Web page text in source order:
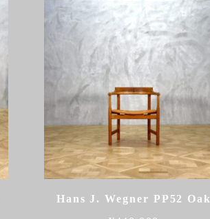
Hans J. Wegner PP52 Oak